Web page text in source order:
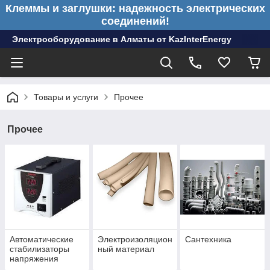
Клеммы и заглушки: надежность электрических
соединений!
Электрооборудование в Алматы от KazInterEnergy
Товары и услуги Прочее
Прочее
Автоматические
стабилизаторы
напряжения
Электроизоляцион
ный материал
Сантехника